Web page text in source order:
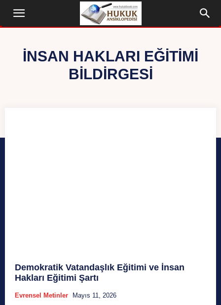
İNSAN HAKLARI EĞITIMI
BILDIRGESI
Demokratik Vatandaşlık Eğitimi ve İnsan
Hakları Eğitimi Şartı
Evrensel Metinler Mayıs 11, 2026